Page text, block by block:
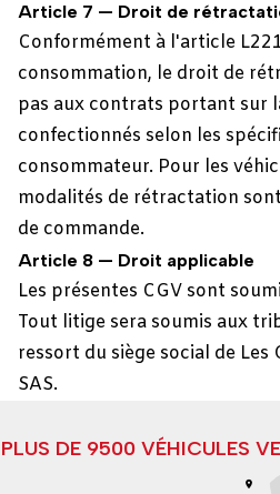
Article 7 — Droit de
Conformément à l'article
consommation, le droit de
pas aux contrats portant sur
confectionnés selon les
consommateur. Pour les
modalités de rétractation
de commande.
Article 8 — Droit applicable
Les présentes CGV sont
Tout litige sera soumis aux
ressort du siège social de Les
SAS.
PLUS DE 9500 VÉHICULES